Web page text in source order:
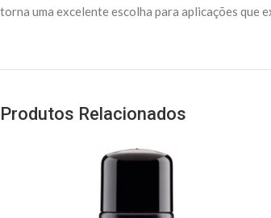
torna uma excelente escolha para aplicações que
Produtos Relacionados